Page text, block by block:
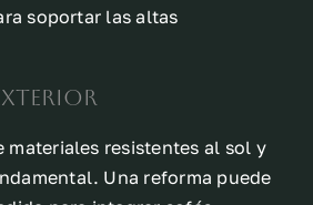
soportar las altas
materiales resistentes al sol y
Una reforma puede